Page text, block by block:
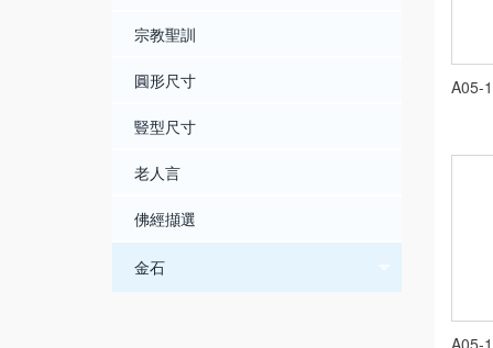
宗教聖訓
圓形尺寸
豎型尺寸
老人言
佛經擷選
金石
A05-
A05-